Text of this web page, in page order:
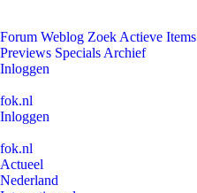
Forum Weblog Zoek Actieve Items
Previews Specials Archief
Inloggen
fok.nl
Inloggen
fok.nl
Actueel
Nederland